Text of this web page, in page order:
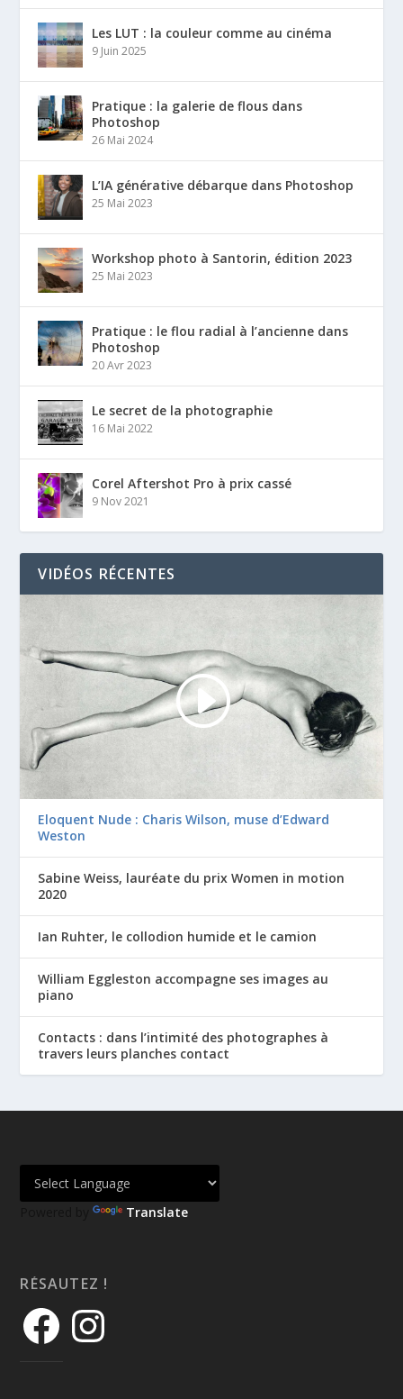
Les LUT : la couleur comme au cinéma
9 Juin 2025
Pratique : la galerie de flous dans
Photoshop
26 Mai 2024
L’IA générative débarque dans Photoshop
25 Mai 2023
Workshop photo à Santorin, édition 2023
25 Mai 2023
Pratique : le flou radial à l’ancienne dans
Photoshop
20 Avr 2023
Le secret de la photographie
16 Mai 2022
Corel Aftershot Pro à prix cassé
9 Nov 2021
VIDÉOS RÉCENTES
Eloquent Nude : Charis Wilson, muse d’Edward
Weston
Sabine Weiss, lauréate du prix Women in motion
2020
Ian Ruhter, le collodion humide et le camion
William Eggleston accompagne ses images au
piano
Contacts : dans l’intimité des photographes à
travers leurs planches contact
Powered by Translate
RÉSAUTEZ !